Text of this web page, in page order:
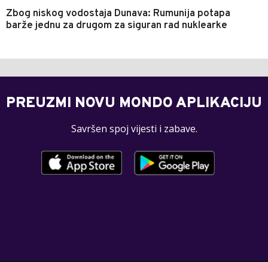
Zbog niskog vodostaja Dunava: Rumunija potapa
barže jednu za drugom za siguran rad nuklearke
PREUZMI NOVU MONDO APLIKACIJU
Savršen spoj vijesti i zabave.